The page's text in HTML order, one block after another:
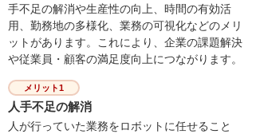
手不足の解消や生産性の向上、時間の有効活
用、勤務地の多様化、業務の可視化などのメリ
ットがあります。これにより、企業の課題解決
や従業員・顧客の満足度向上につながります。
メリット1
人手不足の解消
人が行っていた業務をロボットに任せること